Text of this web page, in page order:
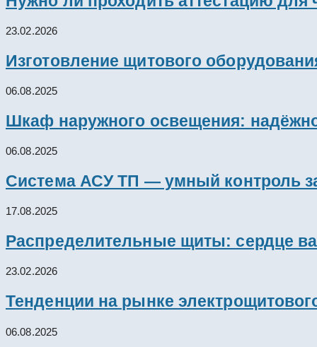
23.02.2026
Изготовление щитового
06.08.2025
Шкаф наружного освещения:
06.08.2025
Система АСУ ТП — умный контроль
17.08.2025
Распределительные щиты: сердце
23.02.2026
Тенденции на рынке
06.08.2025